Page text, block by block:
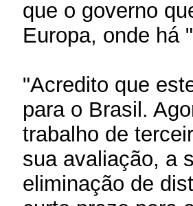
que o governo
Europa, onde há
"Acredito que
para o Brasil.
trabalho de
sua avaliação, a
eliminação de